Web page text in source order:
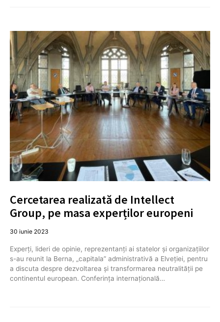
Cercetarea realizată de Intellect
Group, pe masa experților europeni
30 iunie 2023
Experți, lideri de opinie, reprezentanți ai statelor și organizațiilor
s-au reunit la Berna, „capitala” administrativă a Elveției, pentru
a discuta despre dezvoltarea și transformarea neutralității pe
continentul european. Conferința internațională…